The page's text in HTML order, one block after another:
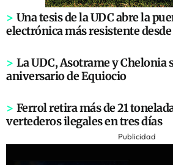
> Una tesis de la UDC abre la
electrónica más resistente
> La UDC, Asotrame y Chelonia
aniversario de Equiocio
> Ferrol retira más de 21
vertederos ilegales en tres días
Publicidad